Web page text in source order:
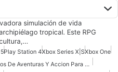
simulación de vida
tropical. Este RPG
Play Station 4Xbox Series X|SXbox One
Juegos De Aventuras Y Accion Para Android